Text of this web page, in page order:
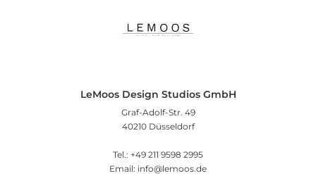
LeMoos Design Studios GmbH
Graf-Adolf-Str. 49
40210 Düsseldorf
Tel.: +49 211 9598 2995
Email: info@lemoos.de